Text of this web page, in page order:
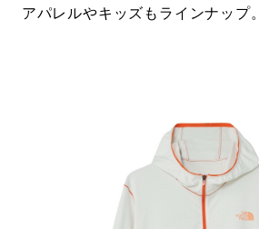
アパレルやキッズもラインナップ。